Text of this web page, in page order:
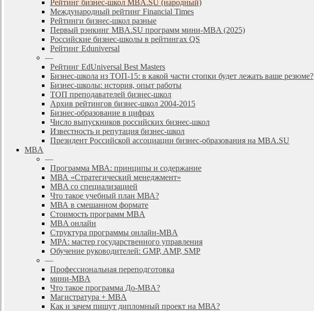
Рейтинг бизнес-школ MBA.SU (народный)
Международный рейтинг Financial Times
Рейтинги бизнес-школ разные
Первый рэнкинг MBA.SU программ мини-MBA (2025)
Российские бизнес-школы в рейтингах QS
Рейтинг Eduniversal
—
Рейтинг EdUniversal Best Masters
Бизнес-школа из ТОП-15: в какой части стопки будет лежать ваше резюме?
Бизнес-школы: история, опыт работы
ТОП преподавателей бизнес-школ
Архив рейтингов бизнес-школ 2004-2015
Бизнес-образование в цифрах
Число выпускников российских бизнес-школ
Известность и репутация бизнес-школ
Президент Российской ассоциации бизнес-образования на MBA.SU
MBA
—
Программа МВА: принципы и содержание
МВА «Cтратегический менеджмент»
MBA со специализацией
Что такое учебный план МВА?
МВА в смешанном формате
Стоимость программ MBA
MBA онлайн
Cтруктура программы онлайн-MBA
MPA: мастер государственного управления
Обучение руководителей: GMP, AMP, SMP
—
Профессиональная переподготовка
мини-MBA
Что такое программа До-MBA?
Магистратура + MBA
Как и зачем пишут дипломный проект на МВА?